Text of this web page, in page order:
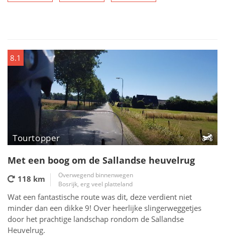
8.1
Tourtopper
Met een boog om de Sallandse heuvelrug
118 km
Overwegend binnenwegen
Bosrijk, erg veel platteland
Wat een fantastische route was dit, deze verdient niet
minder dan een dikke 9! Over heerlijke slingerweggetjes
door het prachtige landschap rondom de Sallandse
Heuvelrug.